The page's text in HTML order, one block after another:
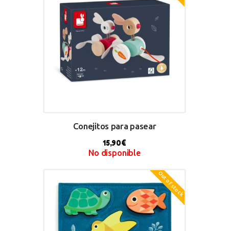
BUY NOW
Conejitos para pasear
15,90€
No disponible
Out of stock